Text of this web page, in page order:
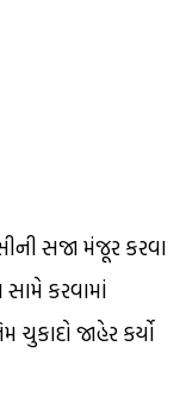
સજા મંજૂર કરવા
કરવામાં
જાહેર કર્યો